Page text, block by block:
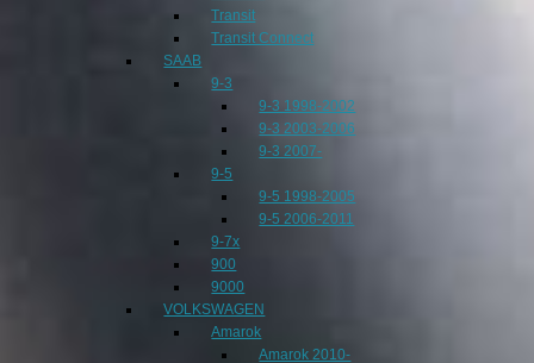
Transit
Transit Connect
SAAB
9-3
9-3 1998-2002
9-3 2003-2006
9-3 2007-
9-5
9-5 1998-2005
9-5 2006-2011
9-7x
900
9000
VOLKSWAGEN
Amarok
Amarok 2010-